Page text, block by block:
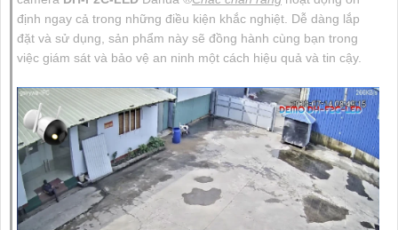
định ngay cả trong những điều kiện khắc nghiệt. Dễ dàng lắp
đặt và sử dụng, sản phẩm này sẽ đồng hành cùng bạn trong
việc giám sát và bảo vệ an ninh một cách hiệu quả và tin cậy.